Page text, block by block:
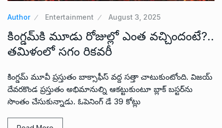
Author Entertainment August 3, 2025
కింగ్డమ్‌కి మూడు రోజుల్లో ఎంత వచ్చిందంటే?..
తమిళంలో సగం రికవరీ
కింగ్డమ్ మూవీ ప్రస్తుతం బాక్సాఫీస్ వద్ద సత్తా చాటుకుంటోంది. విజయ్
దేవరకొండ ప్రస్తుతం అభిమానుల్ని ఆకట్టుకుంటూ బ్లాక్ బస్టర్‌ను
సొంతం చేసుకున్నాడు. ఓపెనింగ్ డే 39 కోట్లు